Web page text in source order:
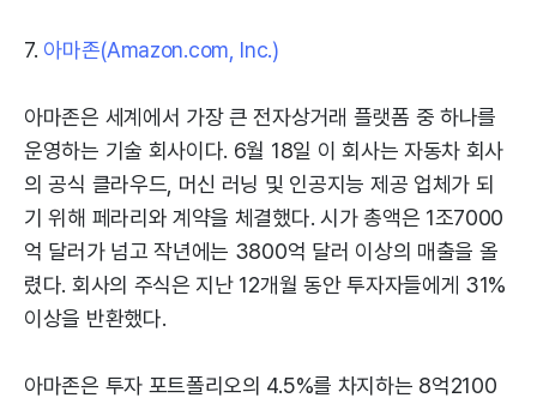
7. 아마존(Amazon.com, Inc.)
아마존은 세계에서 가장 큰 전자상거래 플랫폼 중 하나를
운영하는 기술 회사이다. 6월 18일 이 회사는 자동차 회사
의 공식 클라우드, 머신 러닝 및 인공지능 제공 업체가 되
기 위해 페라리와 계약을 체결했다. 시가 총액은 1조7000
억 달러가 넘고 작년에는 3800억 달러 이상의 매출을 올
렸다. 회사의 주식은 지난 12개월 동안 투자자들에게 31%
이상을 반환했다.
아마존은 투자 포트폴리오의 4.5%를 차지하는 8억2100